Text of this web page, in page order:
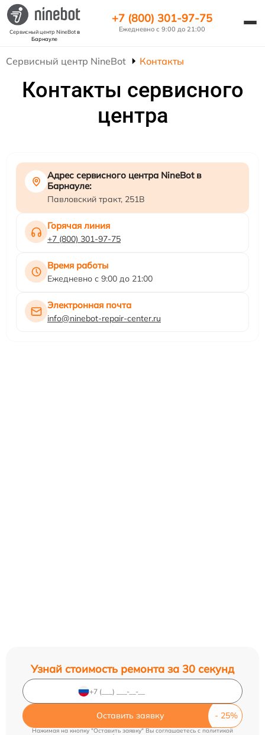
Сервисный центр NineBotв
Барнауле
+7 (800) 301-97-75
Ежедневно с 9:00 до 21:00
Сервисный центр NineBot Контакты
Контакты сервисного
центра
Адрес сервисного центра NineBot в
Барнауле:
Павловский тракт, 251В
Горячая линия
+7 (800) 301-97-75
Время работы
Ежедневно с 9:00 до 21:00
Электронная почта
info@ninebot-repair-center.ru
Узнай стоимость ремонта за 30 секунд
Оставить заявку
Нажимая на кнопку "Оставить заявку" Вы соглашаетесь c политикой